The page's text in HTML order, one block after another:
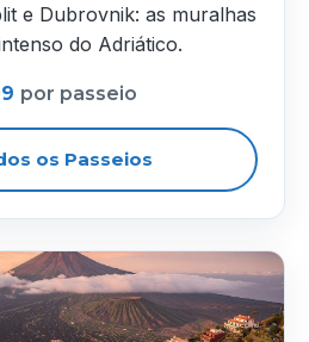
e Dubrovnik: as muralhas
do Adriático.
por passeio
os Passeios